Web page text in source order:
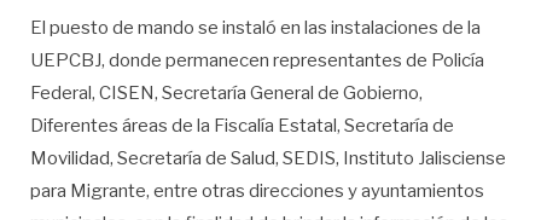
El puesto de mando se instaló en las instalaciones de la
UEPCBJ, donde permanecen representantes de Policía
Federal, CISEN, Secretaría General de Gobierno,
Diferentes áreas de la Fiscalía Estatal, Secretaría de
Movilidad, Secretaría de Salud, SEDIS, Instituto Jalisciense
para Migrante, entre otras direcciones y ayuntamientos